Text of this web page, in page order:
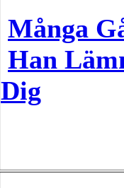
Många
Han
Dig